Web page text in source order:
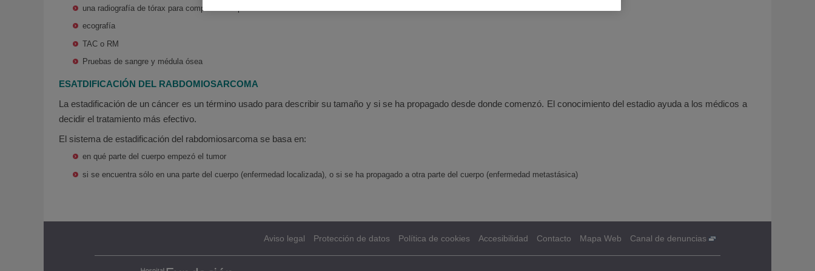
una radiografía de tórax para comprobar los pulmones
ecografía
TAC o RM
Pruebas de sangre y médula ósea
ESATDIFICACIÓN DEL RABDOMIOSARCOMA
La estadificación de un cáncer es un término usado para describir su tamaño y si se ha propagado desde donde comenzó. El conocimiento del estadio ayuda a los médicos a
decidir el tratamiento más efectivo.
El sistema de estadificación del rabdomiosarcoma se basa en:
en qué parte del cuerpo empezó el tumor
si se encuentra sólo en una parte del cuerpo (enfermedad localizada), o si se ha propagado a otra parte del cuerpo (enfermedad metastásica)
Aviso legal Protección de datos Política de cookies Accesibilidad Contacto Mapa Web Canal de denuncias